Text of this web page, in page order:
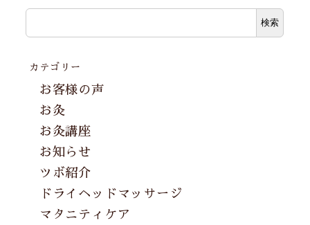
検索
カテゴリー
お客様の声
お灸
お灸講座
お知らせ
ツボ紹介
ドライヘッドマッサージ
マタニティケア